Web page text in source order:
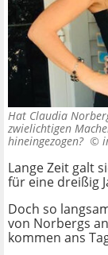
Hat Claudia
zwielichtigen
hineingezogen? ©
Lange Zeit galt
für eine dreißig
Doch so
von Norbergs
kommen ans